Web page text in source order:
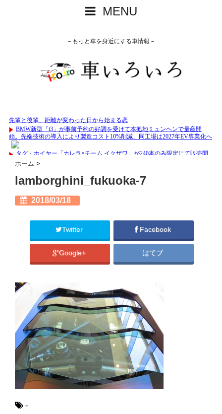
MENU
－もっと車を身近にする車情報－
ホーム >
lamborghini_fukuoka-7
2018/03/18
Twitter Facebook
Google+ はてブ
-